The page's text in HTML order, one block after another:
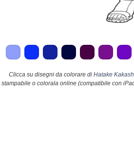
Clicca su disegni da colorare di Hatake
stampabile o colorala online (compatibile con